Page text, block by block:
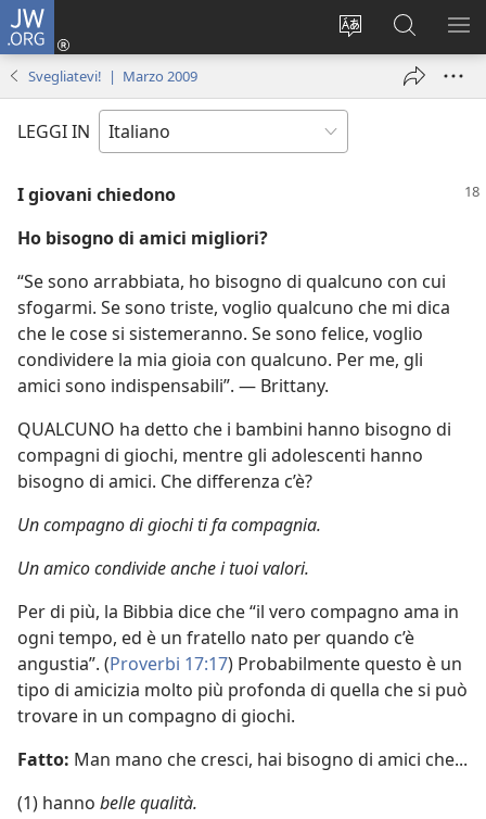
JW.ORG
Modificare
Accedi
(apre
finestra)
Cerca
in
JW.ORG
Svegliatevi! | Marzo 2009
LEGGI IN
I giovani chiedono
Ho bisogno di amici migliori?
“Se sono arrabbiata, ho bisogno di qualcuno con cui
sfogarmi. Se sono triste, voglio qualcuno che mi dica
che le cose si sistemeranno. Se sono felice, voglio
condividere la mia gioia con qualcuno. Per me, gli
amici sono indispensabili”. — Brittany.
QUALCUNO ha detto che i bambini hanno bisogno di
compagni di giochi, mentre gli adolescenti hanno
bisogno di amici. Che differenza c’è?
Un compagno di giochi ti fa compagnia.
Un amico condivide anche i tuoi valori.
Per di più, la Bibbia dice che “il vero compagno ama in
ogni tempo, ed è un fratello nato per quando c’è
angustia”. (Proverbi 17:17) Probabilmente questo è un
tipo di amicizia molto più profonda di quella che si può
trovare in un compagno di giochi.
Fatto: Man mano che cresci, hai bisogno di amici che...
(1) hanno belle qualità.